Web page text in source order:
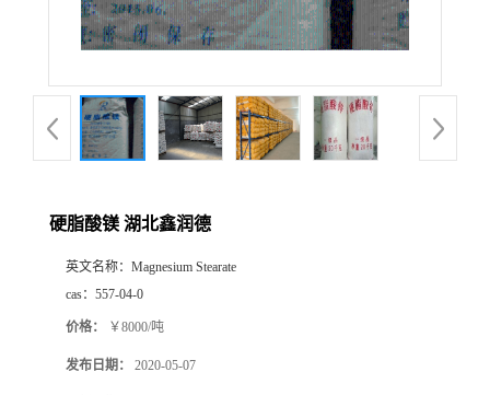
硬脂酸镁 湖北鑫润德
英文名称： Magnesium Stearate
cas： 557-04-0
价格： ￥8000/吨
发布日期： 2020-05-07